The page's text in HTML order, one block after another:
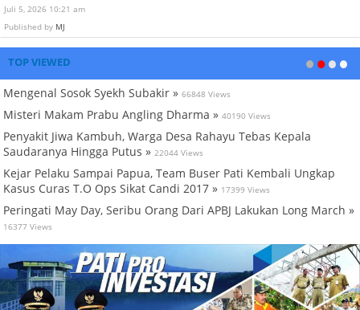
Juli 5, 2026 10:21 am
Published by MJ
TOP VIEWED
Mengenal Sosok Syekh Subakir » 66848 Views
Misteri Makam Prabu Angling Dharma » 40190 Views
Penyakit Jiwa Kambuh, Warga Desa Rahayu Tebas Kepala
Saudaranya Hingga Putus » 22044 Views
Kejar Pelaku Sampai Papua, Team Buser Pati Kembali Ungkap
Kasus Curas T.O Ops Sikat Candi 2017 » 17399 Views
Peringati May Day, Seribu Orang Dari APBJ Lakukan Long March »
16377 Views